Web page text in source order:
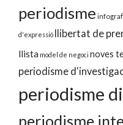
periodisme
d'expressió llibertat de
llista model de negoci noves
periodisme
periodisme
periodisme